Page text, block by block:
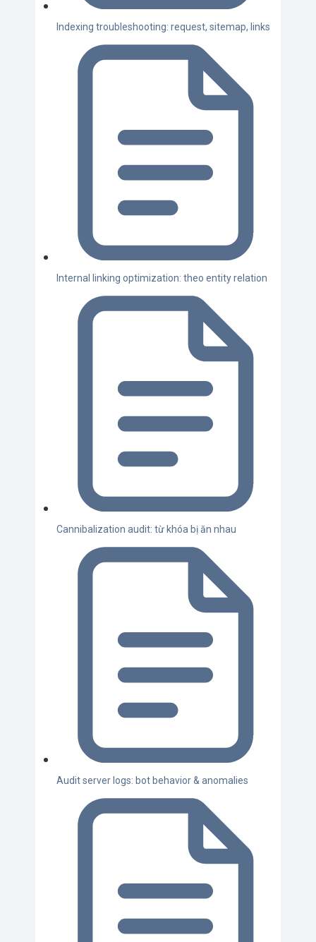
Indexing troubleshooting: request, sitemap, links
Internal linking optimization: theo entity relation
Cannibalization audit: từ khóa bị ăn nhau
Audit server logs: bot behavior & anomalies